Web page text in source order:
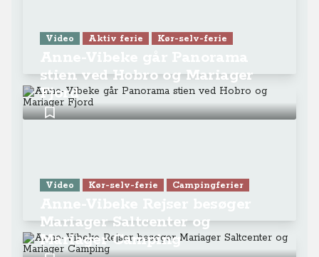
Video Aktiv ferie Kør-selv-ferie
stien ved Hobro og Mariager
Fjord
Video Kør-selv-ferie Campingferier
Mariager Saltcenter og
Mariager Camping